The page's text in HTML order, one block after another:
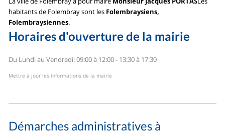
habitants de Folembray sont les Folembraysiens,
Folembraysiennes.
Horaires d'ouverture de la mairie
Du Lundi au Vendredi: 09:00 à 12:00 - 13:30 à 17:30
Mettre à jour les informations de la mairie
Démarches administratives à